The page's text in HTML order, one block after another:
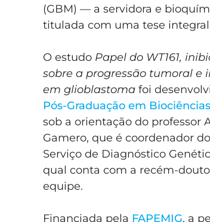
(GBM) — a servidora e
titulada com uma tese
O estudo Papel do WT161,
sobre a progressão tumoral e
em glioblastoma foi
Pós-Graduação em
sob a orientação do professor
Gamero, que é coordenador
Serviço de Diagnóstico
qual conta com a recém-
equipe.
Financiada pela FAPEMIG, a